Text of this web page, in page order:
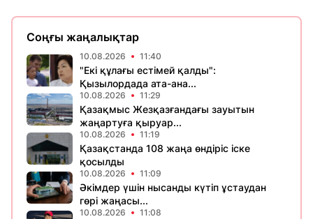
Соңғы жаңалықтар
10.08.2026 11:40
"Екі құлағы естімей қалды":
Қызылордада ата-ана...
10.08.2026 11:29
Қазақмыс Жезқазғандағы зауытын
жаңартуға қыруар...
10.08.2026 11:19
Қазақстанда 108 жаңа өндіріс іске
қосылды
10.08.2026 11:09
Әкімдер үшін нысанды күтіп ұстаудан
гөрі жаңасы...
10.08.2026 11:08